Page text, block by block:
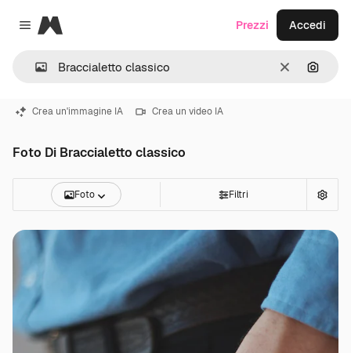
Close menu
Magnific
CancellaCerca
Prezzi Accedi
Crea un'immagine IA Crea un video IA
Foto Di Braccialetto classico
Foto Filtri